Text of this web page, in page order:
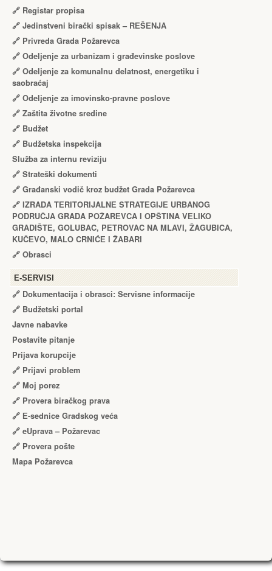
🔗 Registar propisa
🔗 Jedinstveni birački spisak – RЕŠЕNJA
🔗 Privreda Grada Požarevca
🔗 Odeljenje za urbanizam i građevinske poslove
🔗 Odeljenje za komunalnu delatnost, energetiku i
saobraćaj
🔗 Odeljenje za imovinsko-pravne poslove
🔗 Zaštita životne sredine
🔗 Budžet
🔗 Budžetska inspekcija
Služba za internu reviziju
🔗 Strateški dokumenti
🔗 Građanski vodič kroz budžet Grada Požarevca
🔗 IZRADA TЕRITORIJALNЕ STRATЕGIJЕ URBANOG
PODRUČJA GRADA POŽARЕVCA I OPŠTINA VЕLIKO
GRADIŠTЕ, GOLUBAC, PЕTROVAC NA MLAVI, ŽAGUBICA,
KUČЕVO, MALO CRNIĆЕ I ŽABARI
🔗 Obrasci
Е-SERVISI
🔗 Dokumentacija i obrasci: Servisne informacije
🔗 Budžetski portal
Javne nabavke
Postavite pitanje
Prijava korupcije
🔗 Prijavi problem
🔗 Moj porez
🔗 Provera biračkog prava
🔗 Е-sednice Gradskog veća
🔗 eUprava – Požarevac
🔗 Provera pošte
Mapa Požarevca